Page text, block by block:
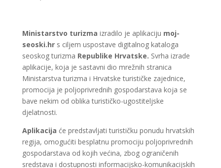
Ministarstvo turizma izradilo je aplikaciju moj-
seoski.hr s ciljem uspostave digitalnog kataloga
seoskog turizma Republike Hrvatske. Svrha izrade
aplikacije, koja je sastavni dio mrežnih stranica
Ministarstva turizma i Hrvatske turističke zajednice,
promocija je poljoprivrednih gospodarstava koja se
bave nekim od oblika turističko-ugostiteljske
djelatnosti.
Aplikacija će predstavljati turističku ponudu hrvatskih
regija, omogućiti besplatnu promociju poljoprivrednih
gospodarstava od kojih većina, zbog ograničenih
sredstava i dostupnosti informacijsko-komunikacijskih